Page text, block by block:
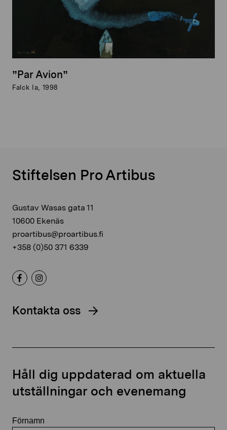
”Par Avion”
Falck Ia, 1998
Stiftelsen Pro Artibus
Gustav Wasas gata 11
10600 Ekenäs
proartibus@proartibus.fi
+358 (0)50 371 6339
Kontakta oss
Håll dig uppdaterad om aktuella
utställningar och evenemang
Förnamn